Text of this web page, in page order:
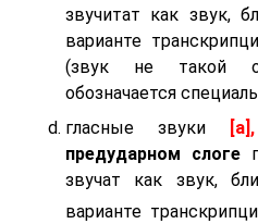
звучитат как звук,
варианте
(звук не такой
обозначается
гласные звуки
предударном слоге
звучат как звук,
варианте